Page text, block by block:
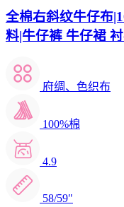
全棉右斜纹牛仔布
料|牛仔裤 牛仔裙
府绸、色织布
100%棉
4.9
58/59"